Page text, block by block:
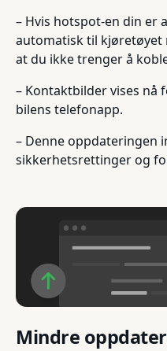
– Hvis hotspot-en din er
automatisk til kjøretøyet
at du ikke trenger å
– Kontaktbilder vises nå
bilens telefonapp.
– Denne oppdateringen
sikkerhetsrettinger og
Mindre